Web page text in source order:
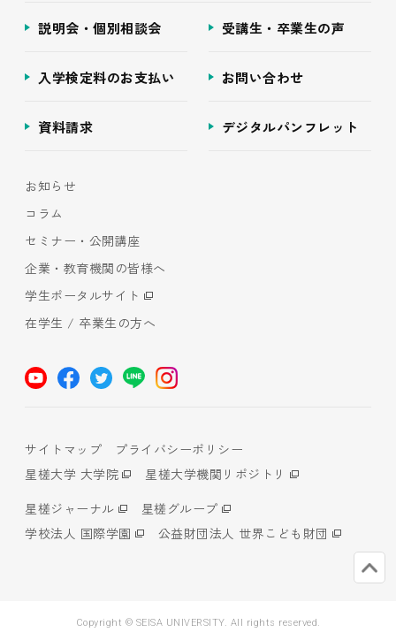
説明会・個別相談会 受講生・卒業生の声
入学検定料のお支払い お問い合わせ
資料請求 デジタルパンフレット
お知らせ
コラム
セミナー・公開講座
企業・教育機関の皆様へ
学生ポータルサイト
在学生 / 卒業生の方へ
サイトマップ
プライバシーポリシー
星槎大学 大学院
星槎大学機関リポジトリ
星槎ジャーナル
星槎グループ
学校法人 国際学園
公益財団法人 世界こども財団
Copyright © SEISA UNIVERSITY. All rights reserved.